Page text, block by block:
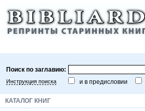
Поиск по заглавию:
Инструкция поиска и в предисловии
КАТАЛОГ КНИГ